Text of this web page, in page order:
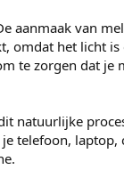
aanmaak van
het licht is
te zorgen dat
natuurlijke
telefoon,